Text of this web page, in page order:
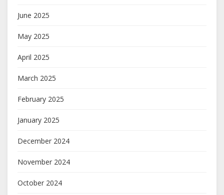
June 2025
May 2025
April 2025
March 2025
February 2025
January 2025
December 2024
November 2024
October 2024